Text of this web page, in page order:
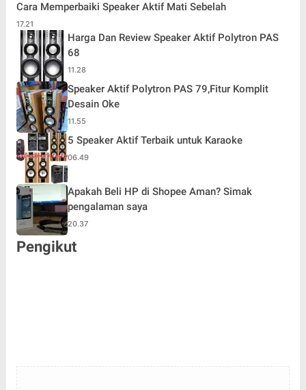
Cara Memperbaiki Speaker Aktif Mati Sebelah
17.21
Harga Dan Review Speaker Aktif Polytron PAS
68
11.28
Speaker Aktif Polytron PAS 79,Fitur Komplit
Desain Oke
11.55
5 Speaker Aktif Terbaik untuk Karaoke
06.49
Apakah Beli HP di Shopee Aman? Simak
pengalaman saya
20.37
Pengikut